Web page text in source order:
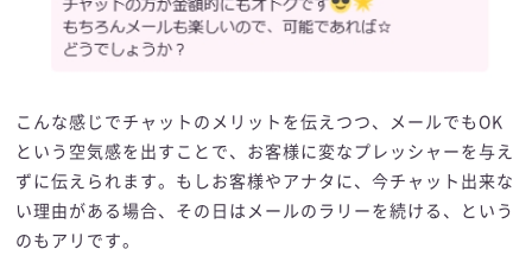
こんな感じでチャットのメリットを伝えつつ、メールでもOK
という空気感を出すことで、お客様に変なプレッシャーを与え
ずに伝えられます。もしお客様やアナタに、今チャット出来な
い理由がある場合、その日はメールのラリーを続ける、という
のもアリです。